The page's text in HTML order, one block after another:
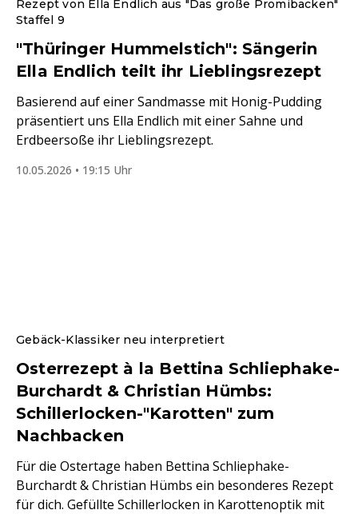
Rezept von Ella Endlich aus "Das große Promibacken"
Staffel 9
"Thüringer Hummelstich": Sängerin
Ella Endlich teilt ihr Lieblingsrezept
Basierend auf einer Sandmasse mit Honig-Pudding
präsentiert uns Ella Endlich mit einer Sahne und
Erdbeersoße ihr Lieblingsrezept.
10.05.2026 • 19:15 Uhr
Gebäck-Klassiker neu interpretiert
Osterrezept à la Bettina Schliephake-
Burchardt & Christian Hümbs:
Schillerlocken-"Karotten" zum
Nachbacken
Für die Ostertage haben Bettina Schliephake-
Burchardt & Christian Hümbs ein besonderes Rezept
für dich. Gefüllte Schillerlocken in Karottenoptik mit